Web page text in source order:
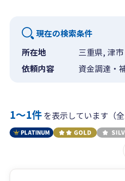
現在の検索条件
所在地
三重県, 津市
依頼内容
資金調達・
1〜1件を表示しています（全